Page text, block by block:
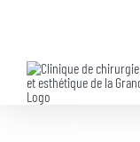
content